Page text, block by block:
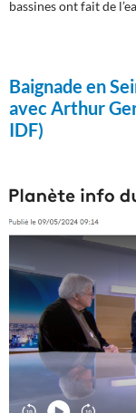
bassines ont fait de
Baignade en
avec Arthur
IDF)